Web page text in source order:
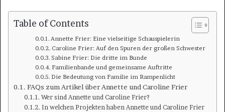
Table of Contents
Annette Frier: Eine vielseitige Schauspielerin
Caroline Frier: Auf den Spuren der großen Schwester
Sabine Frier: Die dritte im Bunde
Familienbande und gemeinsame Auftritte
Die Bedeutung von Familie im Rampenlicht
FAQs zum Artikel über Annette und Caroline Frier
Wer sind Annette und Caroline Frier?
In welchen Projekten haben Annette und Caroline Frier